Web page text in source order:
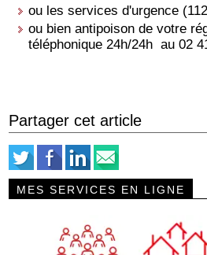
ou les services d'urgence
ou bien antipoison de votre
téléphonique 24h/24h au 02
Partager cet article
MES SERVICES EN LIGNE